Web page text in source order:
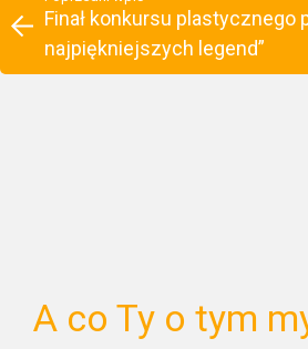
Finał konkursu plastycznego
najpiękniejszych legend”
A co Ty o tym